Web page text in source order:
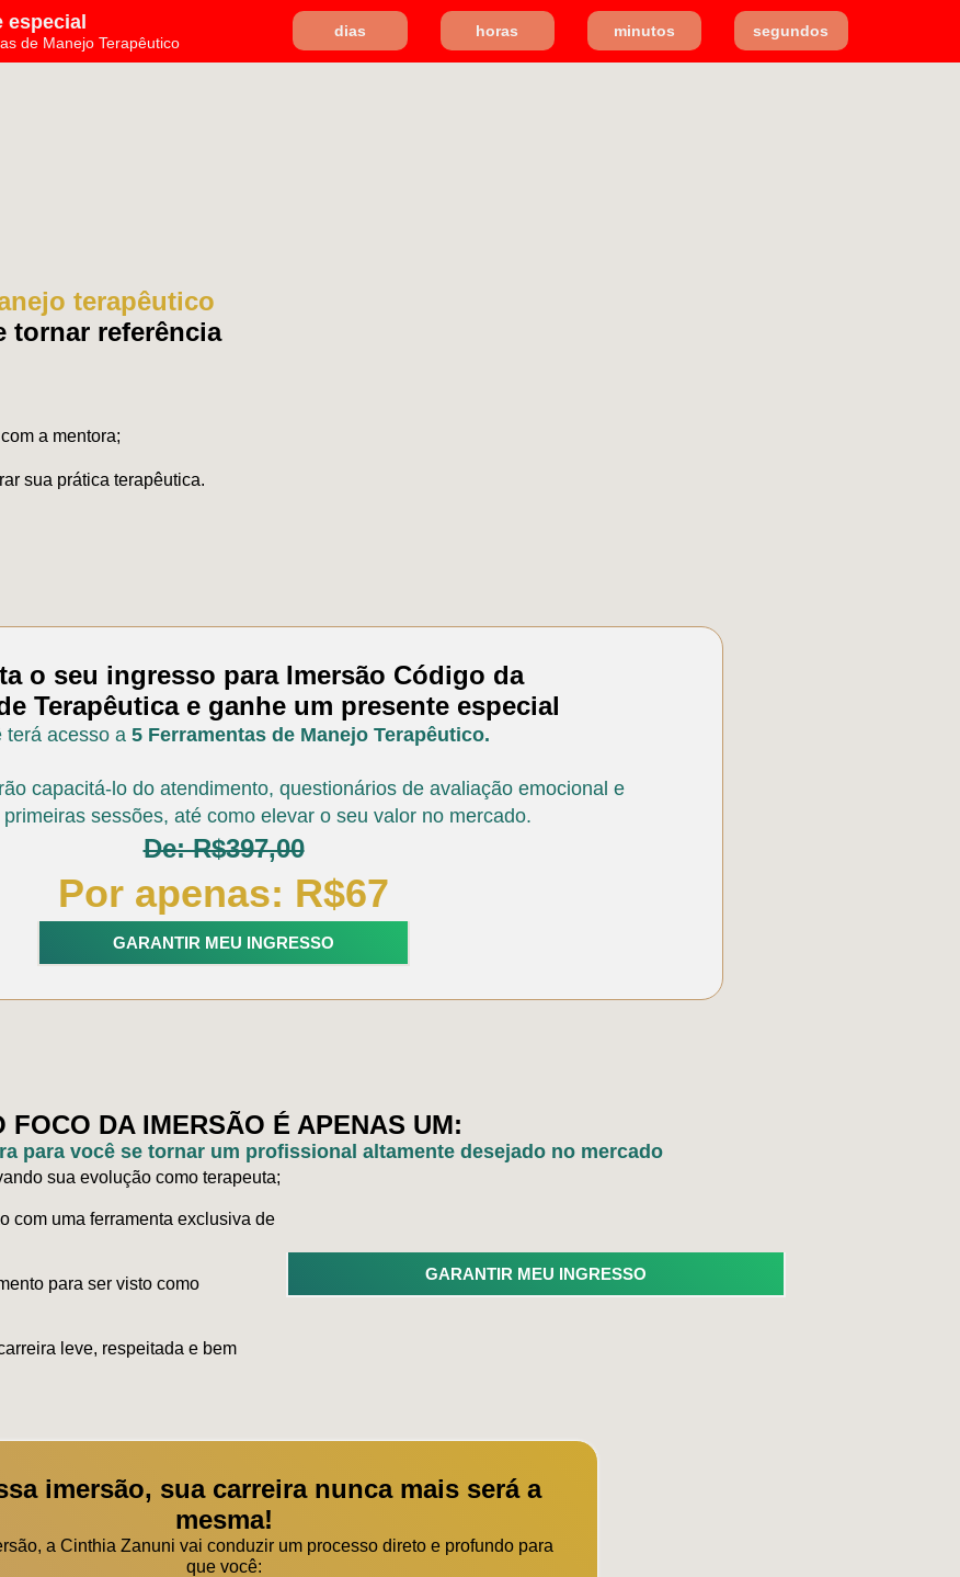
de Manejo Terapêutico
dias horas minutos segundos
terapêutico
tornar referência
a mentora;
sua prática terapêutica.
o seu ingresso para Imersão Código da
Terapêutica e ganhe um presente especial
terá acesso a 5 Ferramentas de Manejo Terapêutico.
capacitá-lo do atendimento, questionários de avaliação emocional e
sessões, até como elevar o seu valor no mercado.
De: R$397,00
Por apenas: R$67
GARANTIR MEU INGRESSO
FOCO DA IMERSÃO É APENAS UM:
para você se tornar um profissional altamente desejado no mercado
sua evolução como terapeuta;
com uma ferramenta exclusiva de
para ser visto como
leve, respeitada e bem
GARANTIR MEU INGRESSO
imersão, sua carreira nunca mais será a
mesma!
a Cinthia Zanuni vai conduzir um processo direto e profundo para
que você: